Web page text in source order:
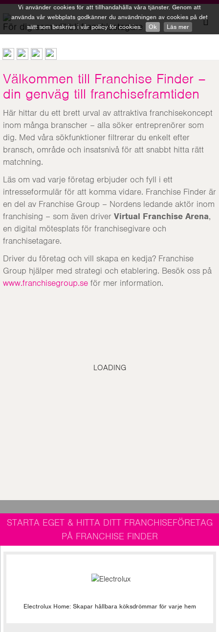
Vi använder cookies för att tillhandahålla våra tjänster. Genom att
använda vår webbplats godkänner du användningen av cookies på det
sätt som beskrivs i vår policy för cookies.
Ok Läs mer
För dig som vill bli franchisetagare
Välkommen till Franchise Finder –
din genväg till franchiseframtiden
Här hittar du ett brett urval av attraktiva franchisekoncept
inom många branscher – alla söker entreprenörer som
dig. Med våra sökfunktioner filtrerar du enkelt efter
bransch, område och insatsnivå för att snabbt hitta rätt
matchning.
Läs om vad varje företag erbjuder och fyll i ett
intresseformulär för att komma vidare. Franchise Finder är
en del av Franchise Group – Nordens ledande aktör inom
franchising – som även driver Virtual Franchise Arena,
en digital mötesplats för franchisegivare och
franchisetagare.
Driver du företag och vill skapa en kedja? Franchise
Group hjälper med strategi och etablering. Besök oss på
www.franchisegroup.se för mer information.
LOADING
STARTA EGET & HITTA DITT FRANCHISEFÖRETAG
PÅ FRANCHISE FINDER
Electrolux Home: Skapar hållbara köksdrömmar för varje hem